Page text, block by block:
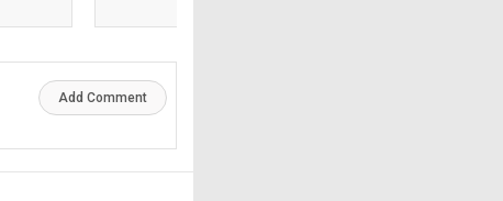
Add Comment